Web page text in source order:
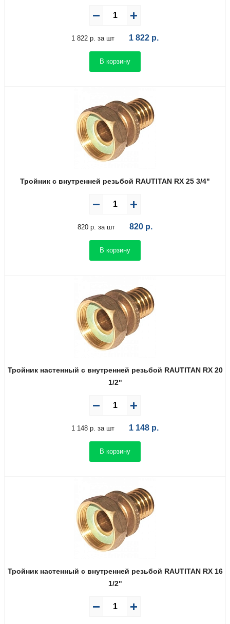
1 822 р. за шт 1 822 р.
В корзину
Тройник с внутренней резьбой RAUTITAN RX 25 3/4"
820 р. за шт 820 р.
В корзину
Тройник настенный с внутренней резьбой RAUTITAN RX 20
1/2"
1 148 р. за шт 1 148 р.
В корзину
Тройник настенный с внутренней резьбой RAUTITAN RX 16
1/2"